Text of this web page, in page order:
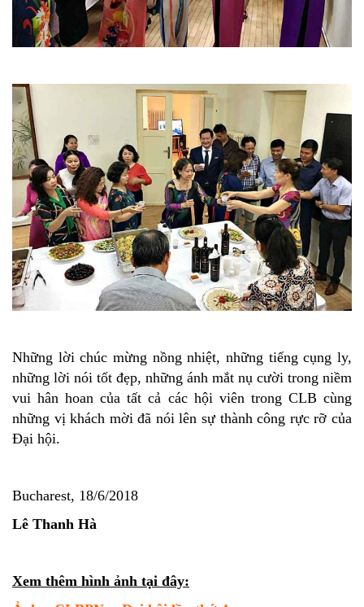
Những lời chúc mừng nồng nhiệt, những tiếng cụng ly,
những lời nói tốt đẹp, những ánh mắt nụ cười trong niềm
vui hân hoan của tất cả các hội viên trong CLB cùng
những vị khách mời đã nói lên sự thành công rực rỡ của
Đại hội.
Bucharest, 18/6/2018
Lê Thanh Hà
Xem thêm hình ảnh tại đây: